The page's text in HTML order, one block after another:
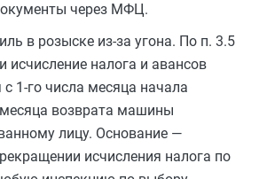
через МФЦ.
в розыске из‑за угона. По п. 3.5
исчисление налога и авансов
1-го числа месяца начала
возврата машины
лицу. Основание —
исчисления налога по